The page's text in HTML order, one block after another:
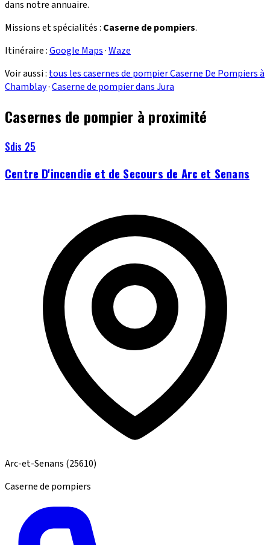
dans notre annuaire.
Missions et spécialités : Caserne de pompiers.
Itinéraire :Google Maps·Waze
Voir aussi : tous les casernes de pompier Caserne De Pompiers à
Chamblay·Caserne de pompier dans Jura
Casernes de pompier à proximité
Sdis 25
Centre D'incendie et de Secours de Arc et Senans
Arc-et-Senans (25610)
Caserne de pompiers